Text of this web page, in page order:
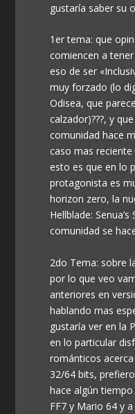
gustaría saber su
1er tema: que
comiencen a
eso de ser
muy forzado (lo
Odisea, que
calzador)???, y
comunidad hace
caso mas
esto es que en lo
protagonista es
horizon zero, la
Hellblade:
comunidad se
2do Tema: sobre
por lo que veo
anteriores en
hablando mas
gustaría ver en la
en lo particular
románticos
32/64 bits,
hace algún
FF7 y Mario 64 y